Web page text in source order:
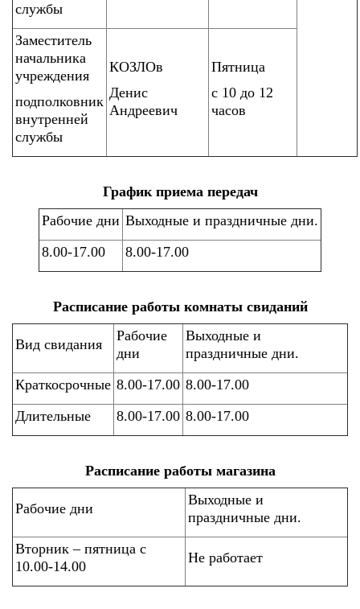
службы
Заместитель
начальника
учреждения
подполковник
внутренней
службы
КОЗЛОв
Денис
Андреевич
Пятница
с 10 до 12
часов
График приема передач
Рабочие дни Выходные и праздничные дни.
8.00-17.00
8.00-17.00
Расписание работы комнаты свиданий
Вид свидания
Рабочие
дни
Выходные и
праздничные дни.
Краткосрочные 8.00-17.00 8.00-17.00
Длительные
8.00-17.00 8.00-17.00
Расписание работы магазина
Рабочие дни
Выходные и
праздничные дни.
Вторник – пятница с
10.00-14.00
Не работает